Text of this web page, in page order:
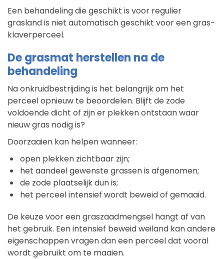
Een behandeling die geschikt is voor regulier
grasland is niet automatisch geschikt voor een gras-
klaverperceel.
De grasmat herstellen na de
behandeling
Na onkruidbestrijding is het belangrijk om het
perceel opnieuw te beoordelen. Blijft de zode
voldoende dicht of zijn er plekken ontstaan waar
nieuw gras nodig is?
Doorzaaien kan helpen wanneer:
open plekken zichtbaar zijn;
het aandeel gewenste grassen is afgenomen;
de zode plaatselijk dun is;
het perceel intensief wordt beweid of gemaaid.
De keuze voor een graszaadmengsel hangt af van
het gebruik. Een intensief beweid weiland kan andere
eigenschappen vragen dan een perceel dat vooral
wordt gebruikt om te maaien.